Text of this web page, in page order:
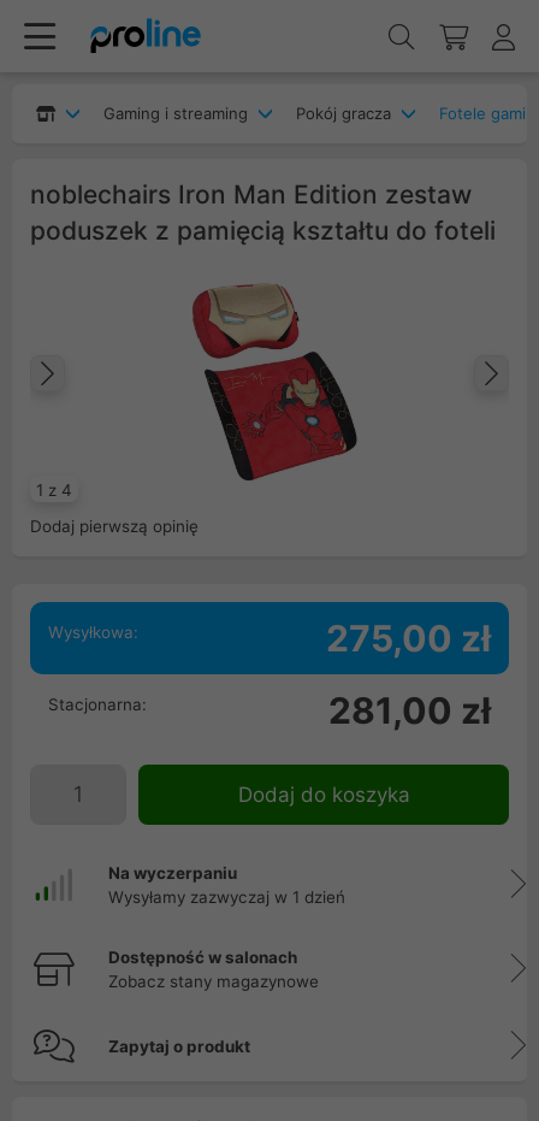
Gaming i streaming Pokój gracza Fotele
noblechairs Iron Man Edition zestaw
poduszek z pamięcią kształtu do foteli
1 z 4
Poprzedni
Dodaj pierwszą opinię
Wysyłkowa: 275,00 zł
Stacjonarna: 281,00 zł
Dodaj do koszyka
Na wyczerpaniu
Wysyłamy zazwyczaj w 1 dzień
Dostępność w salonach
Zobacz stany magazynowe
Zapytaj o produkt